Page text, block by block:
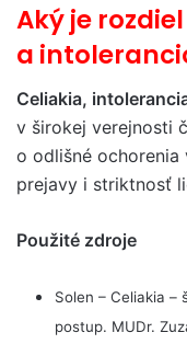
Aký je
a
Celiakia,
v širokej verejnosti
o odlišné
prejavy i striktnosť
Použité zdroje
Solen – Celiakia –
postup. MUDr.